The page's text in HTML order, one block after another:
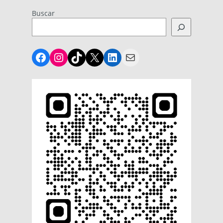
Buscar
Facebook
Instagram
TikTok
X LinkedIn
Mail